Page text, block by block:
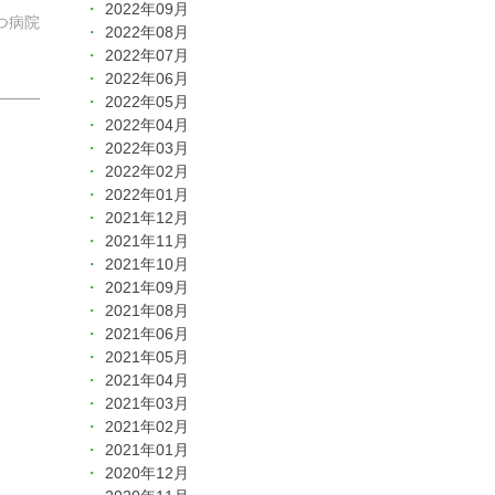
病院
2022年09月
2022年08月
2022年07月
2022年06月
2022年05月
2022年04月
2022年03月
2022年02月
2022年01月
2021年12月
2021年11月
2021年10月
2021年09月
2021年08月
2021年06月
2021年05月
2021年04月
2021年03月
2021年02月
2021年01月
2020年12月